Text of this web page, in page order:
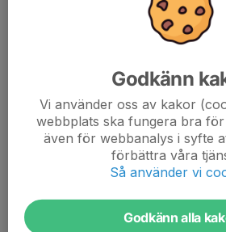
Lottningen och spelschemat är klart för
väldigt roligt att möta motståndare vi
vi fyller läktaren med röda tröjor och...
Godkänn
Vi använder oss av kakor
webbplats ska fungera bra för
även för webbanalys i syfte
förbättra våra
Så använder vi
Godkänn alla